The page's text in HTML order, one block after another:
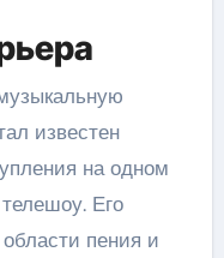
известен
на одном
Его
пения и